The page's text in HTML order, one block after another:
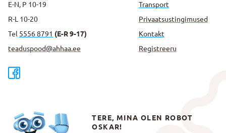
E-N, P 10-19
R-L 10-20
Tel 5556 8791 (E-R 9-17)
teaduspood@ahhaa.ee
Transport
Privaatsus­tingimused
Kontakt
Registreeru
TERE, MINA OLEN ROBOT
OSKAR!